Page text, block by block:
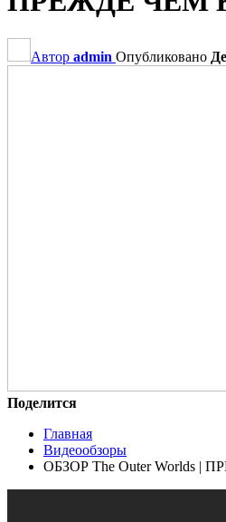
Автор admin Опубликовано
Поделится
Главная
Видеообзоры
ОБЗОР The Outer Worlds